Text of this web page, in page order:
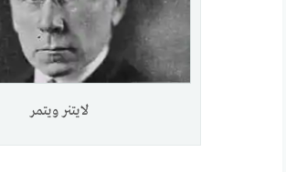
لايتنر ويتمر